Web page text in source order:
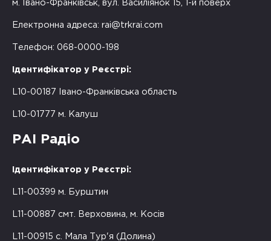
м. Івано-Франківськ, вул. Василіянок 15, 1-й поверх
Електронна адреса: rai@trkrai.com
Телефон: 068-0000-198
Ідентифікатор у Реєстрі:
L10-00187 Івано-Франківська область
L10-01777 м. Калуш
РАІ Радіо
Ідентифікатор у Реєстрі:
L11-00399 м. Бурштин
L11-00887 смт. Верховина, м. Косів
L11-00915 с. Мала Тур'я (Долина)